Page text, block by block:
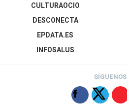
CULTURAOCIO
DESCONECTA
EPDATA.ES
INFOSALUS
SÍGUENOS